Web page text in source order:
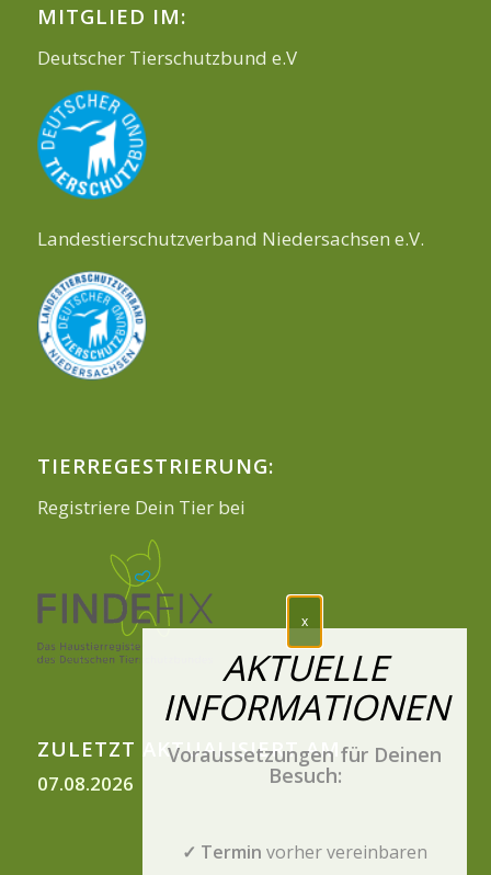
MITGLIED IM:
Deutscher Tierschutzbund e.V
Landestierschutzverband Niedersachsen e.V.
TIERREGESTRIERUNG:
Registriere Dein Tier bei
ZULETZT AKTUALISIERT AM
07.08.2026
Voraussetzungen für Deinen
Besuch:
✓ Termin vorher vereinbaren